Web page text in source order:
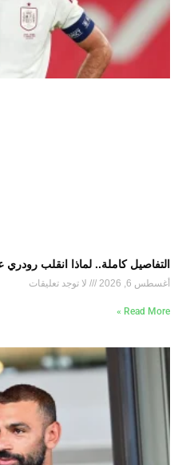
التفاصيل كاملة.. لماذا انقلب
أغسطس 6, 2026 لا توجد تعليقات
Read More »